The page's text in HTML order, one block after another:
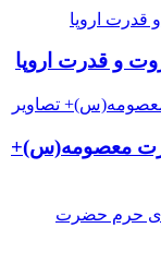
و قدرت اروپا
معصومه(س)+